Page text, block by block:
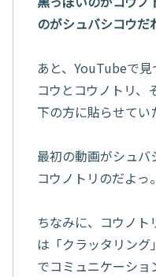
のがシュバシコウだ
あと、YouTubeで
コウとコウノトリ、
下の方に貼らせてい
最初の動画がシュバ
コウノトリのだよっ。
ちなみに、コウノト
は「クラッタリング
でコミュニケーショ